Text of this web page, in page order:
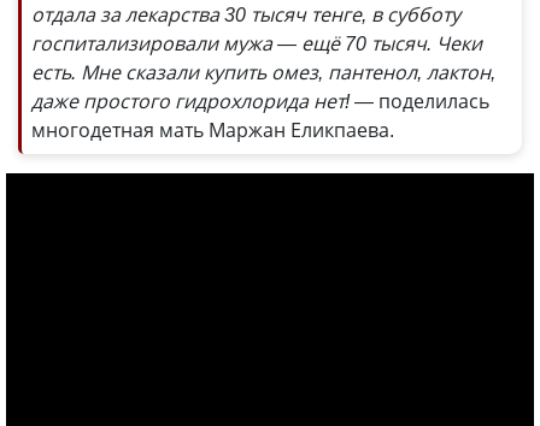
отдала за лекарства 30 тысяч тенге, в субботу
госпитализировали мужа — ещё 70 тысяч. Чеки
есть. Мне сказали купить омез, пантенол, лактон,
даже простого гидрохлорида нет! — поделилась
многодетная мать Маржан Еликпаева.